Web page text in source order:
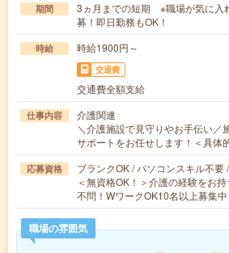
期間
3ヵ月までの短期 ※職場が気に
募！即日勤務もOK！
時給 時給1900円～
交通費
交通費全額支給
仕事内容
介護関連
＼介護施設で見守りやお手伝い／
サポートをお任せします！＜具
応募資格
ブランクOK / パソコンスキル不要
＜無資格OK！＞介護の経験をお
不問！WワークOK10名以上募集
職場の雰囲気